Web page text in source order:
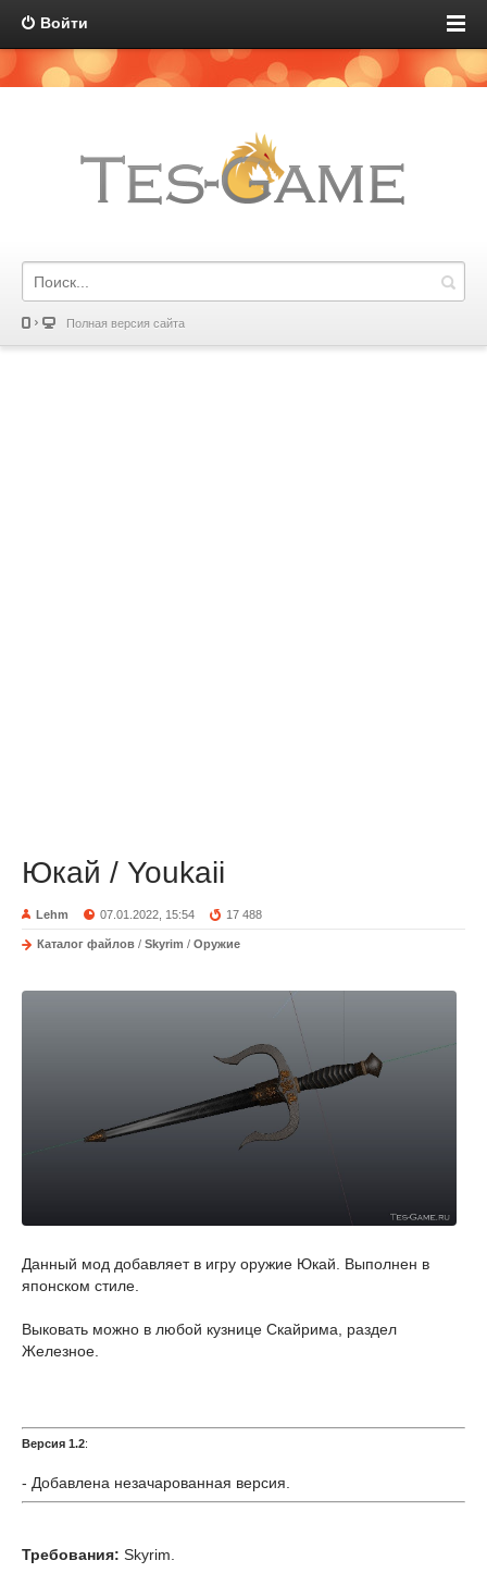
Войти
Полная версия сайта
Юкай / Youkaii
Lehm 07.01.2022, 15:54 17 488
Каталог файлов / Skyrim / Оружие
Данный мод добавляет в игру оружие Юкай. Выполнен в
японском стиле.
Выковать можно в любой кузнице Скайрима, раздел
Железное.
Версия 1.2:
- Добавлена незачарованная версия.
Требования: Skyrim.